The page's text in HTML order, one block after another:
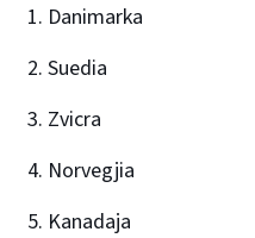
Danimarka
Suedia
Zvicra
Norvegjia
Kanadaja